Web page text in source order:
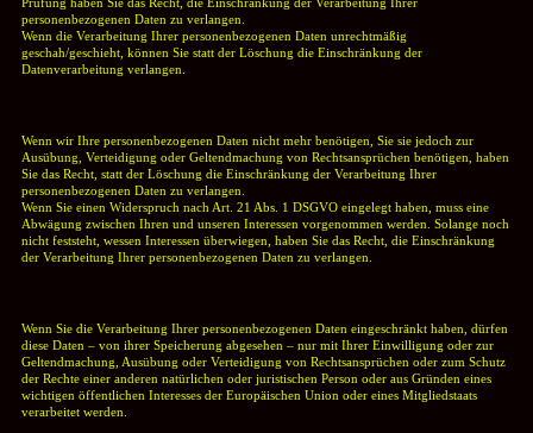
Prüfung haben Sie das Recht, die Einschränkung der Verarbeitung Ihrer
personenbezogenen Daten zu verlangen.
Wenn die Verarbeitung Ihrer personenbezogenen Daten unrechtmäßig
geschah/geschieht, können Sie statt der Löschung die Einschränkung der
Datenverarbeitung verlangen.
Wenn wir Ihre personenbezogenen Daten nicht mehr benötigen, Sie sie jedoch zur
Ausübung, Verteidigung oder Geltendmachung von Rechtsansprüchen benötigen, haben
Sie das Recht, statt der Löschung die Einschränkung der Verarbeitung Ihrer
personenbezogenen Daten zu verlangen.
Wenn Sie einen Widerspruch nach Art. 21 Abs. 1 DSGVO eingelegt haben, muss eine
Abwägung zwischen Ihren und unseren Interessen vorgenommen werden. Solange noch
nicht feststeht, wessen Interessen überwiegen, haben Sie das Recht, die Einschränkung
der Verarbeitung Ihrer personenbezogenen Daten zu verlangen.
Wenn Sie die Verarbeitung Ihrer personenbezogenen Daten eingeschränkt haben, dürfen
diese Daten – von ihrer Speicherung abgesehen – nur mit Ihrer Einwilligung oder zur
Geltendmachung, Ausübung oder Verteidigung von Rechtsansprüchen oder zum Schutz
der Rechte einer anderen natürlichen oder juristischen Person oder aus Gründen eines
wichtigen öffentlichen Interesses der Europäischen Union oder eines Mitgliedstaats
verarbeitet werden.